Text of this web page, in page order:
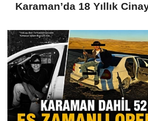
Karaman’da 18 Yıllık